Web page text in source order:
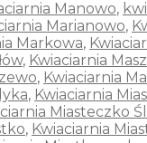
Manowo,
Marianowo,
Markowa,
, Kwiaciarnia
, Kwiaciarnia
, Kwiaciarnia
Miasteczko
, Kwiaciarnia